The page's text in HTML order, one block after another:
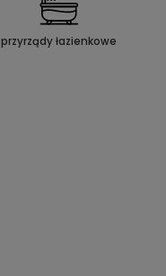
przyrządy łazienkowe